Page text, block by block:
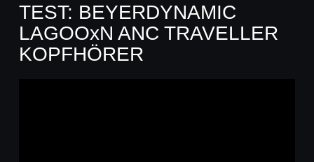
TEST: BEYERDYNAMIC
LAGOOxN ANC TRAVELLER
KOPFHÖRER